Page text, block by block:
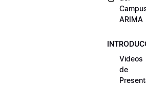
ARIMA
Videos
de